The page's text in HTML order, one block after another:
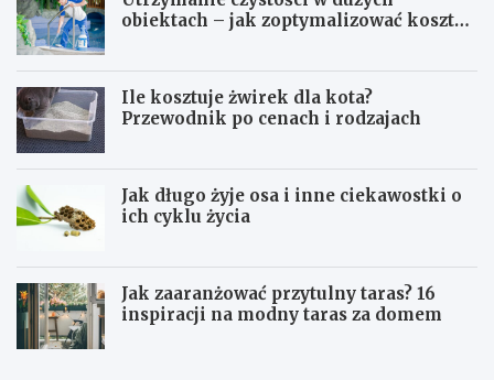
obiektach – jak zoptymalizować koszty
Ile kosztuje żwirek dla kota?
Przewodnik po cenach i rodzajach
Jak długo żyje osa i inne ciekawostki o
ich cyklu życia
Jak zaaranżować przytulny taras? 16
inspiracji na modny taras za domem
U
I